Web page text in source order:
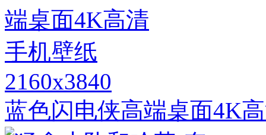
2160x3840
蓝色闪电侠高端桌面4K